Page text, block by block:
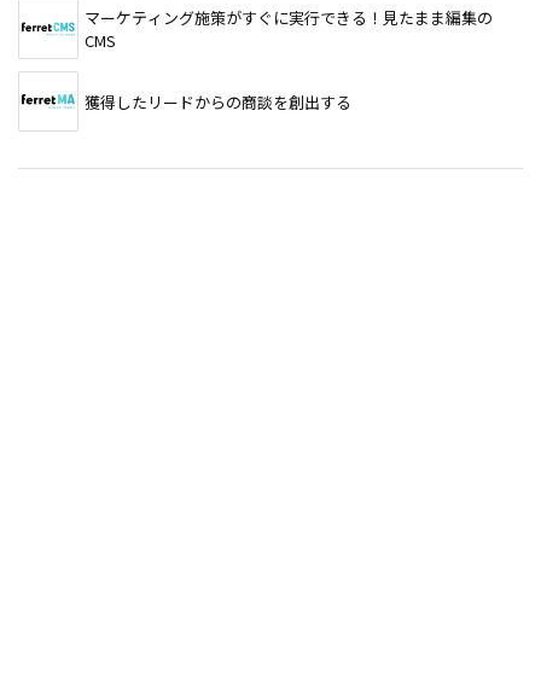
マーケティング施策がすぐに実行できる！見たまま編集の
CMS
獲得したリードからの商談を創出する